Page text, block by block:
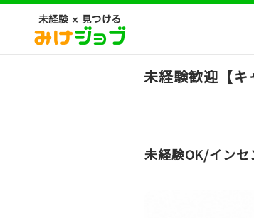
未経験歓迎【キ
未経験OK/イン